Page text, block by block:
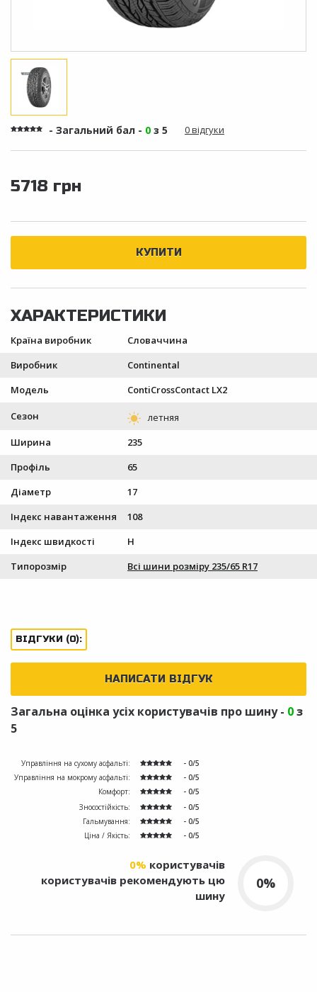
- Загальний бал - 0 з 5 0 відгуки
5718 грн
Країна виробник
Словаччина
Виробник
Continental
Модель
ContiCrossContact LX2
Сезон
Ширина
235
Профіль
65
Діаметр
17
Індекс навантаження
108
Індекс швидкості
H
Типорозмір
Всі шини розміру 235/65 R17
ВІДГУКИ (0):
НАПИСАТИ ВІДГУК
Загальна оцінка усіх користувачів про шину - 0з
5
Управління на сухому асфальті:
- 0/5
Управління на мокрому асфальті:
- 0/5
Комфорт:
- 0/5
Зносостійкість:
- 0/5
Гальмування:
- 0/5
Ціна / Якість:
- 0/5
0%
0% користувачів
користувачів рекомендують цю
шину